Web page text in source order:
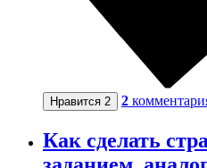
Нравится 2 2
Как сделать